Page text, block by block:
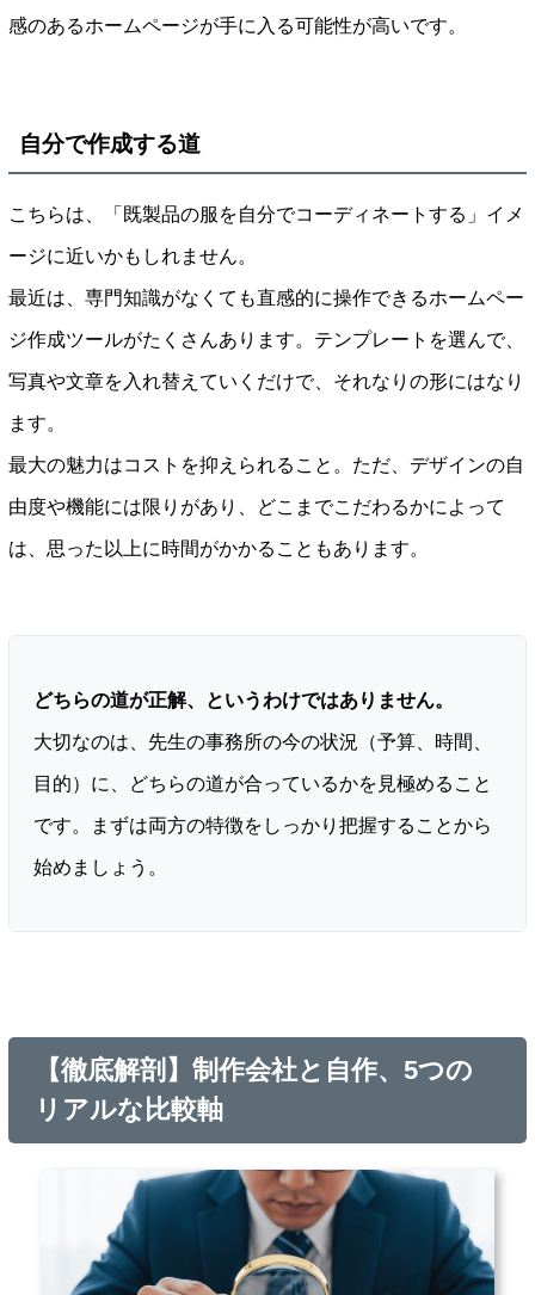
感のあるホームページが手に入る可能性が高いです。
自分で作成する道
こちらは、「既製品の服を自分でコーディネートする」イメ
ージに近いかもしれません。
最近は、専門知識がなくても直感的に操作できるホームペー
ジ作成ツールがたくさんあります。テンプレートを選んで、
写真や文章を入れ替えていくだけで、それなりの形にはなり
ます。
最大の魅力はコストを抑えられること。ただ、デザインの自
由度や機能には限りがあり、どこまでこだわるかによって
は、思った以上に時間がかかることもあります。
どちらの道が正解、というわけではありません。
大切なのは、先生の事務所の今の状況（予算、時間、
目的）に、どちらの道が合っているかを見極めること
です。まずは両方の特徴をしっかり把握することから
始めましょう。
【徹底解剖】制作会社と自作、5つの
リアルな比較軸